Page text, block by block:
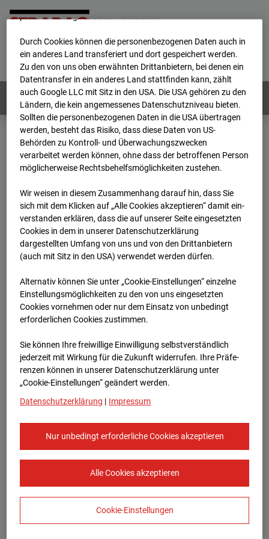
Home E-Mail Impressum
Login
Deutsch / English
Webcams: Alle Länder
Home
Deutschland
BC-120 - BV W2 Campus BT 1-3
Archiv
2025
10:15
BC-120 - BV W2
Campus BT 1-3
Stuttgart
Zur Übersicht
Europe/Berlin
personenbezogene Daten verarbeitet.
Durch Cookies können die personenbezogenen Daten auch in
ein anderes Land transferiert und dort gespeichert werden.
Zu den von uns oben erwähnten Drittanbietern, bei denen ein
Datentransfer in ein anderes Land stattfinden kann, zählt
auch Google LLC mit Sitz in den USA. Die USA gehören zu den
Ländern, die kein angemessenes Datenschutzniveau bieten.
Sollten die personenbezogenen Daten in die USA übertragen
werden, besteht das Risiko, dass diese Daten von US-
Behörden zu Kontroll- und Überwachungszwecken
verarbeitet werden können, ohne dass der betroffenen Person
möglicherweise Rechtsbehelfsmöglichkeiten zustehen.
Wir weisen in diesem Zusammenhang darauf hin, dass Sie
sich mit dem Klicken auf „Alle Cookies akzeptieren“ damit ein­
ver­standen erklären, dass die auf unserer Seite eingesetzten
Cookies in dem in unserer Datenschutzerklärung
dargestellten Umfang von uns und von den Drittanbietern
(auch mit Sitz in den USA) verwendet werden dürfen.
Alternativ können Sie unter „Cookie-Einstellungen“ einzelne
Einstellungsmöglichkeiten zu den von uns eingesetzten
Cookies vornehmen oder nur dem Einsatz von unbedingt
erforderlichen Cookies zustimmen.
Sie können Ihre freiwillige Einwilligung selbstverständlich
jederzeit mit Wirkung für die Zukunft widerrufen. Ihre Prä­fe­
renzen können in unserer Datenschutzerklärung unter
„Cookie-Einstellungen“ geändert werden.
Datenschutzerklärung | Impressum
Nur unbedingt erforderliche Cookies akzeptieren
Alle Cookies akzeptieren
Cookie-Einstellungen